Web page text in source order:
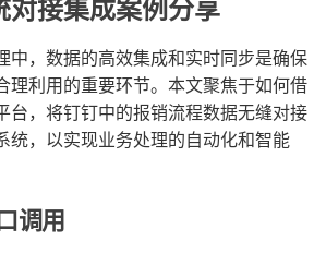
对接集成案例分享
中，数据的高效集成和实时同步是确保
理利用的重要环节。本文聚焦于如何借
台，将钉钉中的报销流程数据无缝对接
统，以实现业务处理的自动化和智能
调用